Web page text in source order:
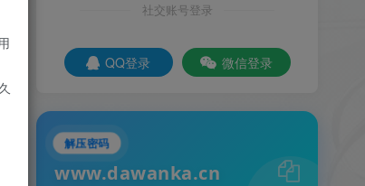
社交账号登录
QQ登录 微信登录
解压密码
www.dawanka.cn